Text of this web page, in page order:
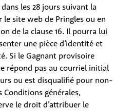
les 28 jours suivant la
site web de Pringles ou en
de la clause 16. Il pourra lui
une pièce d’identité et
Si le Gagnant provisoire
répond pas au courriel initial
ou est disqualifié pour non-
Conditions générales,
le droit d’attribuer le